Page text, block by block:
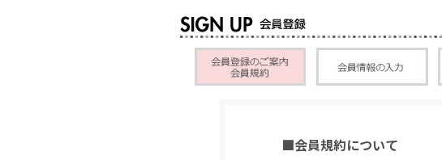
■会員規約について